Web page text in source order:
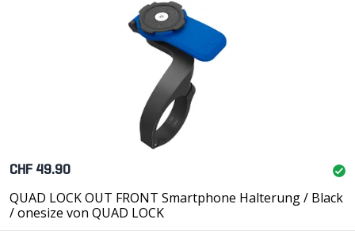
CHF 49.90
QUAD LOCK OUT FRONT Smartphone Halterung / Black
/ onesize von QUAD LOCK